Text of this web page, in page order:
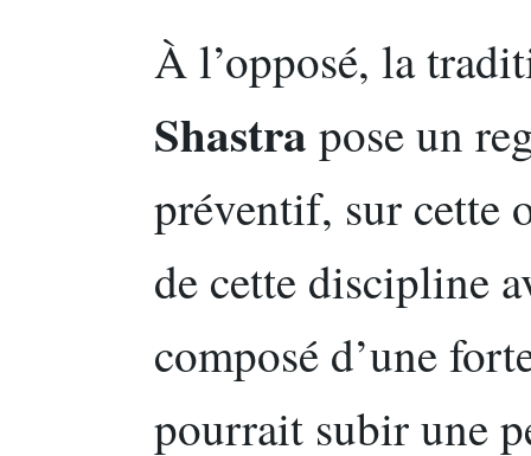
À l’opposé, la
Shastra pose un
préventif, sur cette
de cette discipline
composé d’une
pourrait subir une